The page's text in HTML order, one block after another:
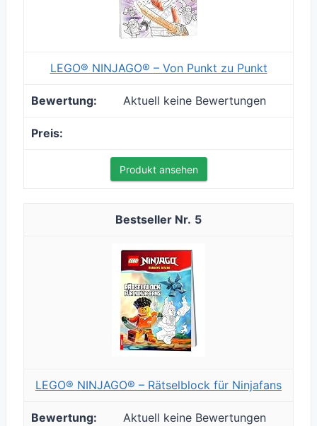
LEGO® NINJAGO® – Von Punkt zu Punkt
Aktuell keine Bewertungen
Produkt ansehen
5
LEGO® NINJAGO® – Rätselblock für Ninjafans
Aktuell keine Bewertungen